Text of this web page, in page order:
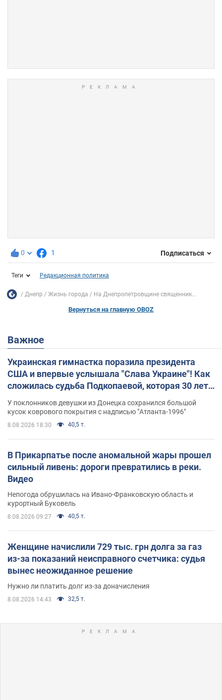
0 1 Подписаться
Теги Редакционная политика
Днепр Жизнь города На Днепропетровщине священник...
Вернуться на главную OBOZ
Важное
Украинская гимнастка поразила президента
США и впервые услышала "Слава Украине"! Как
сложилась судьба Подкопаевой, которая 30 лет
назад завоевала "золото" Олимпиады
У поклонников девушки из Донецка сохранился большой
кусок коврового покрытия с надписью "Атланта-1996"
8.08.2026 18:30 40,5 т.
В Прикарпатье после аномальной жары прошел
сильный ливень: дороги превратились в реки.
Видео
Непогода обрушилась на Ивано-Франковскую область и
курортный Буковель
8.08.2026 09:27 40,5 т.
Женщине начислили 729 тыс. грн долга за газ
из-за показаний неисправного счетчика: судья
вынес неожиданное решение
Нужно ли платить долг из-за доначисления
8.08.2026 14:43 32,5 т.